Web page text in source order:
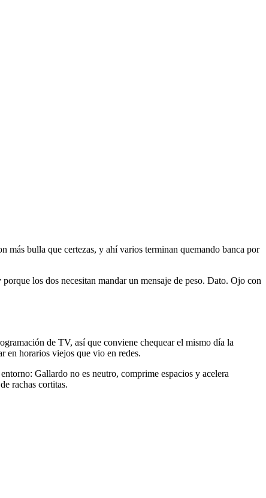
más bulla que certezas, y ahí varios terminan quemando banca por
los dos necesitan mandar un mensaje de peso. Dato. Ojo con
de TV, así que conviene chequear el mismo día la
en horarios viejos que vio en redes.
Gallardo no es neutro, comprime espacios y acelera
rachas cortitas.